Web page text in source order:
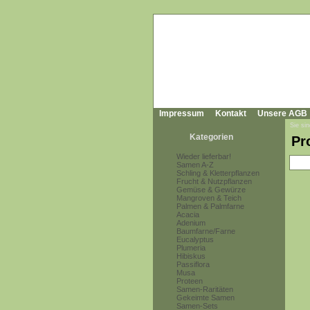
Impressum Kontakt Unsere AGB
Kategorien
Wieder lieferbar!
Samen A-Z
Schling & Kletterpflanzen
Frucht & Nutzpflanzen
Gemüse & Gewürze
Mangroven & Teich
Palmen & Palmfarne
Acacia
Adenium
Baumfarne/Farne
Eucalyptus
Plumeria
Hibiskus
Passiflora
Musa
Proteen
Samen-Raritäten
Gekeimte Samen
Samen-Sets
Sie